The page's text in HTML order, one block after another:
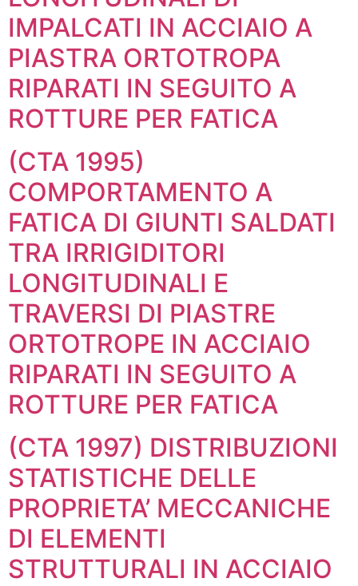
IMPALCATI IN ACCIAIO A
PIASTRA ORTOTROPA
RIPARATI IN SEGUITO A
ROTTURE PER FATICA
(CTA 1995)
COMPORTAMENTO A
FATICA DI GIUNTI SALDATI
TRA IRRIGIDITORI
LONGITUDINALI E
TRAVERSI DI PIASTRE
ORTOTROPE IN ACCIAIO
RIPARATI IN SEGUITO A
ROTTURE PER FATICA
(CTA 1997) DISTRIBUZIONI
STATISTICHE DELLE
PROPRIETA’ MECCANICHE
DI ELEMENTI
STRUTTURALI IN ACCIAIO